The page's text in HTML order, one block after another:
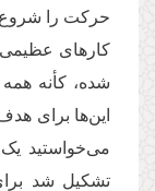
حرکت را شروع
کارهای عظیمی
شده، کأنه
این‌ها برای
می‌خواستید
تشکیل شد